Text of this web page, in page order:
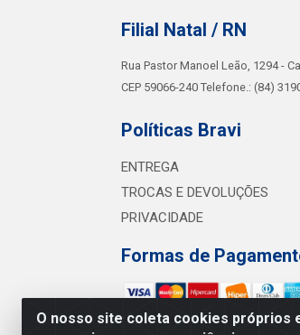
O nosso site coleta cookies próprios
Filial Natal / RN
Rua Pastor Manoel Leão, 1294 -
CEP 59066-240 Telefone.: (84)
Políticas Bravi
ENTREGA
TROCAS E DEVOLUÇÕES
PRIVACIDADE
Formas de